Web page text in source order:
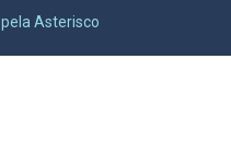
pela Asterisco